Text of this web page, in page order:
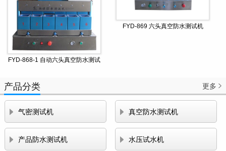
FYD-868-1 自动六头真空防水测试
FYD-869 六头真空防水测试机
产品分类 更多 
 气密测试机  真空防水测试机
 产品防水测试机  水压试水机